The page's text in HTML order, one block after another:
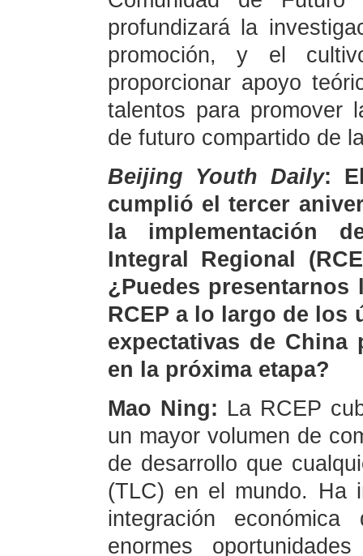
profundizará la
promoción, y el
proporcionar apoyo
talentos para promover
de futuro compartido de
Beijing Youth Daily:
cumplió el tercer
la implementación
Integral Regional
¿Puedes
RCEP a lo largo de los
expectativas de China
en la próxima etapa?
Mao Ning: La RCEP
un mayor volumen de
de desarrollo que
(TLC) en el mundo. Ha
integración
enormes